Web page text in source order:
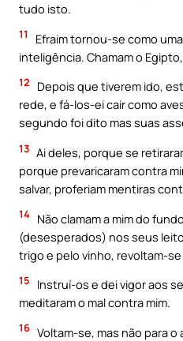
tudo isto.
11
Efraim tornou-se como
inteligência. Chamam o
12
Depois que tiverem ido,
rede, e fá-los-ei cair como
segundo foi dito mas suas
13 Ai deles, porque se
porque prevaricaram contra
salvar, proferiam mentiras
14 Não clamam a mim do
(desesperados) nos seus
trigo e pelo vinho, revoltam-
15
Instruí-os e dei vigor aos
meditaram o mal contra mim.
16 Voltam-se, mas não para o